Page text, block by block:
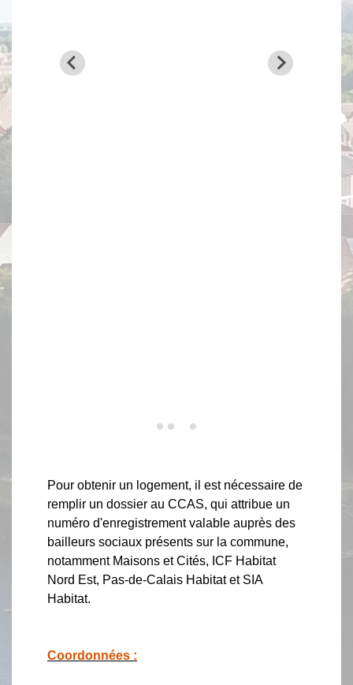
Pour obtenir un logement, il est nécessaire de
remplir un dossier au CCAS, qui attribue un
numéro d'enregistrement valable auprès des
bailleurs sociaux présents sur la commune,
notamment Maisons et Cités, ICF Habitat
Nord Est, Pas-de-Calais Habitat et SIA
Habitat.
Coordonnées :